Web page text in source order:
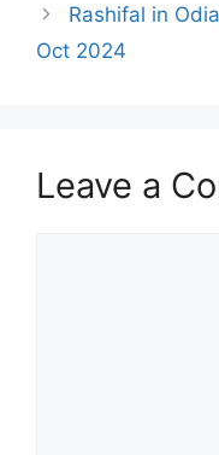
Rashifal in
Oct 2024
Leave a